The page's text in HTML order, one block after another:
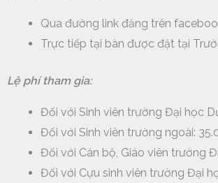
Qua đường link đăng trên
Trực tiếp tại bàn được đặt tại
Lệ phí tham gia:
Đối với Sinh viên trường Đại học
Đối với Sinh viên trường ngoài:
Đối với Cán bộ, Giáo viên trường
Đối với Cựu sinh viên trường Đại